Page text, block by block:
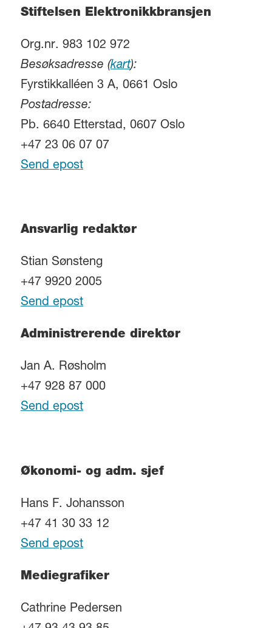
Stiftelsen Elektronikkbransjen
Org.nr. 983 102 972
Besøksadresse (kart):
Fyrstikkalléen 3 A, 0661 Oslo
Postadresse:
Pb. 6640 Etterstad, 0607 Oslo
+47 23 06 07 07
Send epost
Ansvarlig redaktør
Stian Sønsteng
+47 9920 2005
Send epost
Administrerende direktør
Jan A. Røsholm
+47 928 87 000
Send epost
Økonomi- og adm. sjef
Hans F. Johansson
+47 41 30 33 12
Send epost
Mediegrafiker
Cathrine Pedersen